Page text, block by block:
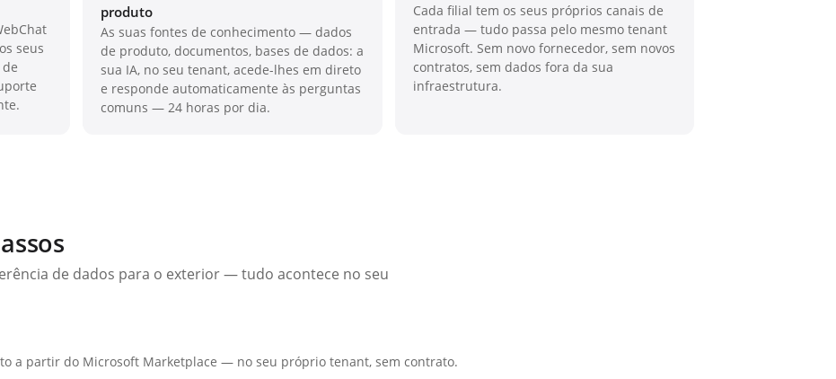
seus
produto
As suas fontes de conhecimento — dados
de produto, documentos, bases de dados: a
sua IA, no seu tenant, acede-lhes em direto
e responde automaticamente às perguntas
comuns — 24 horas por dia.
Cada filial tem os seus próprios canais de
entrada — tudo passa pelo mesmo tenant
Microsoft. Sem novo fornecedor, sem novos
contratos, sem dados fora da sua
infraestrutura.
de dados para o exterior — tudo acontece no seu
a partir do Microsoft Marketplace — no seu próprio tenant, sem contrato.